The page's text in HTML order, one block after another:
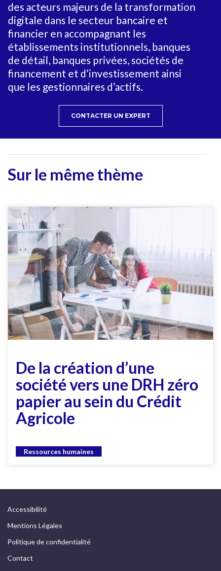
des acteurs majeurs de la transformation
digitale dans le secteur bancaire et
financier en accompagnant les
établissements institutionnels, banques
de détail, banques privées, sociétés de
financement et d’investissement ainsi
que les gestionnaires d’actifs.
CONTACTER UN EXPERT
Sur le même thème
De la création d’une
société vers une DRH zéro
papier au sein du Crédit
Agricole
Ressources humaines
Accessibilité
Mentions Légales
Politique de confidentialité
Contact